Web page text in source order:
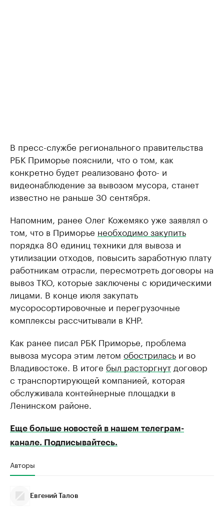
В пресс-службе регионального правительства
РБК Приморье пояснили, что о том, как
конкретно будет реализовано фото- и
видеонаблюдение за вывозом мусора, станет
известно не раньше 30 сентября.
Напомним, ранее Олег Кожемяко уже заявлял о
том, что в Приморье необходимо закупить
порядка 80 единиц техники для вывоза и
утилизации отходов, повысить заработную плату
работникам отрасли, пересмотреть договоры на
вывоз ТКО, которые заключены с юридическими
лицами. В конце июля закупать
мусоросортировочные и перегрузочные
комплексы рассчитывали в КНР.
Как ранее писал РБК Приморье, проблема
вывоза мусора этим летом обострилась и во
Владивостоке. В итоге был расторгнут договор
с транспортирующей компанией, которая
обслуживала контейнерные площадки в
Ленинском районе.
Еще больше новостей в нашем телеграм-
канале. Подписывайтесь.
Авторы
Евгений Талов